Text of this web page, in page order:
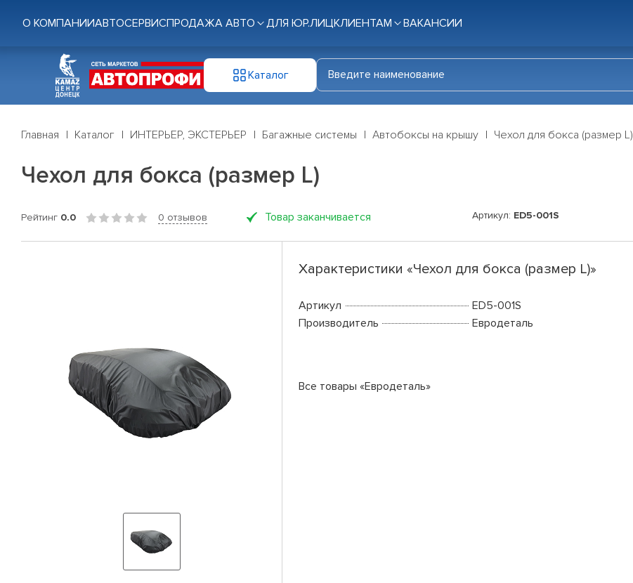
О КОМПАНИИАВТОСЕРВИСПРОДАЖА АВТО ДЛЯ ЮР.ЛИЦКЛИЕНТАМ ВАКАНСИИ
Каталог
Главная Каталог ИНТЕРЬЕР, ЭКСТЕРЬЕР Багажные системы Автобоксы на крышу Чехол для бокса (размер L)
Чехол для бокса (размер L)
Рейтинг 0.0 0 отзывов Товар заканчивается Артикул: ED5-001S
Характеристики «Чехол для бокса (размер L)»
Артикул
ED5-001S
Производитель
Евродеталь
Все товары «Евродеталь»